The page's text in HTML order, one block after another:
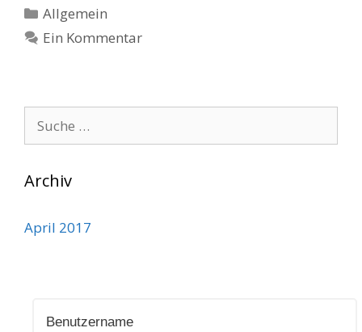
Kategorien
Allgemein
Ein Kommentar
nach:
Archiv
April 2017
Benutzername